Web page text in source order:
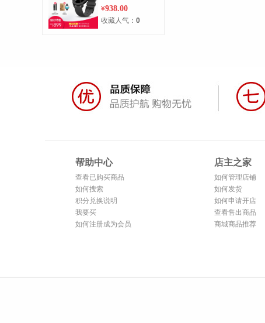
动支持安卓苹果心
率定位手环男
¥938.00
收藏人气： 0
帮助中心
查看已购买商品
如何搜索
积分兑换说明
我要买
如何注册成为会员
店主之家
如何管理店铺
如何发货
如何申请开店
查看售出商品
商城商品推荐